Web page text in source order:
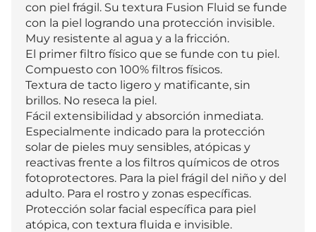
con piel frágil. Su textura Fusion Fluid se funde
con la piel logrando una protección invisible.
Muy resistente al agua y a la fricción.
El primer filtro físico que se funde con tu piel.
Compuesto con 100% filtros físicos.
Textura de tacto ligero y matificante, sin
brillos. No reseca la piel.
Fácil extensibilidad y absorción inmediata.
Especialmente indicado para la protección
solar de pieles muy sensibles, atópicas y
reactivas frente a los filtros químicos de otros
fotoprotectores. Para la piel frágil del niño y del
adulto. Para el rostro y zonas específicas.
Protección solar facial específica para piel
atópica, con textura fluida e invisible.